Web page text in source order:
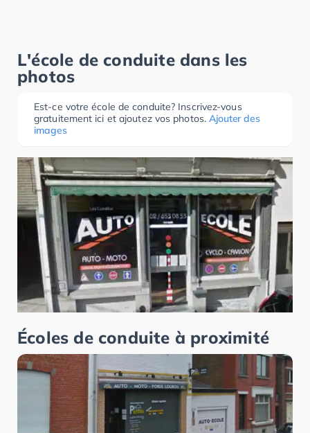
L'école de conduite dans les
photos
Est-ce votre école de conduite? Inscrivez-vous
gratuitement ici et ajoutez vos photos. Ajouter des
images
Écoles de conduite à proximité